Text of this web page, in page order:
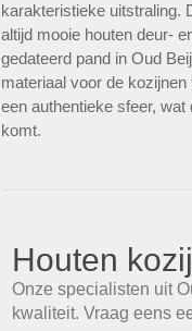
karakteristieke uitstraling.
altijd mooie houten deur-
gedateerd pand in Oud
materiaal voor de
een authentieke sfeer,
komt.
Houten
Onze specialisten uit
kwaliteit. Vraag eens